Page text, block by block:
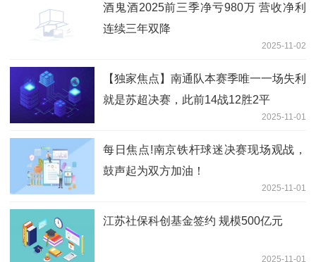
酒鬼酒2025前三季净亏980万 营收净利
连续三年双降
2025-11-02
【独家焦点】南通队本赛季唯一一场失利
就是苏超决赛，此前14战12胜2平
2025-11-01
每日焦点!南京铁杆球迷决赛现场观战，
鼓声起为双方加油！
2025-11-01
江苏社保科创基金签约 规模500亿元
2025-11-01